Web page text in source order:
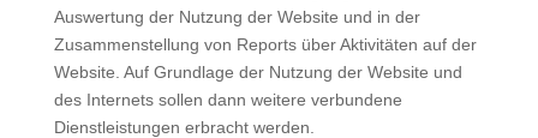
Auswertung der Nutzung der Website und in der
Zusammenstellung von Reports über Aktivitäten auf der
Website. Auf Grundlage der Nutzung der Website und
des Internets sollen dann weitere verbundene
Dienstleistungen erbracht werden.